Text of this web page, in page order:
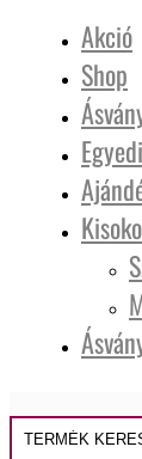
Akció
Shop
Keresés
erre: